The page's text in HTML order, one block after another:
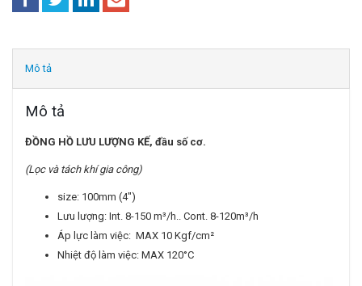
Mô tả
Mô tả
ĐỒNG HỒ LƯU LƯỢNG KẾ, đầu số cơ.
(Lọc và tách khí gia công)
size: 100mm (4″)
Lưu lượng: Int. 8-150 m³/h.. Cont. 8-120m³/h
Áp lực làm việc: MAX 10 Kgf/cm²
Nhiệt độ làm việc: MAX 120°C